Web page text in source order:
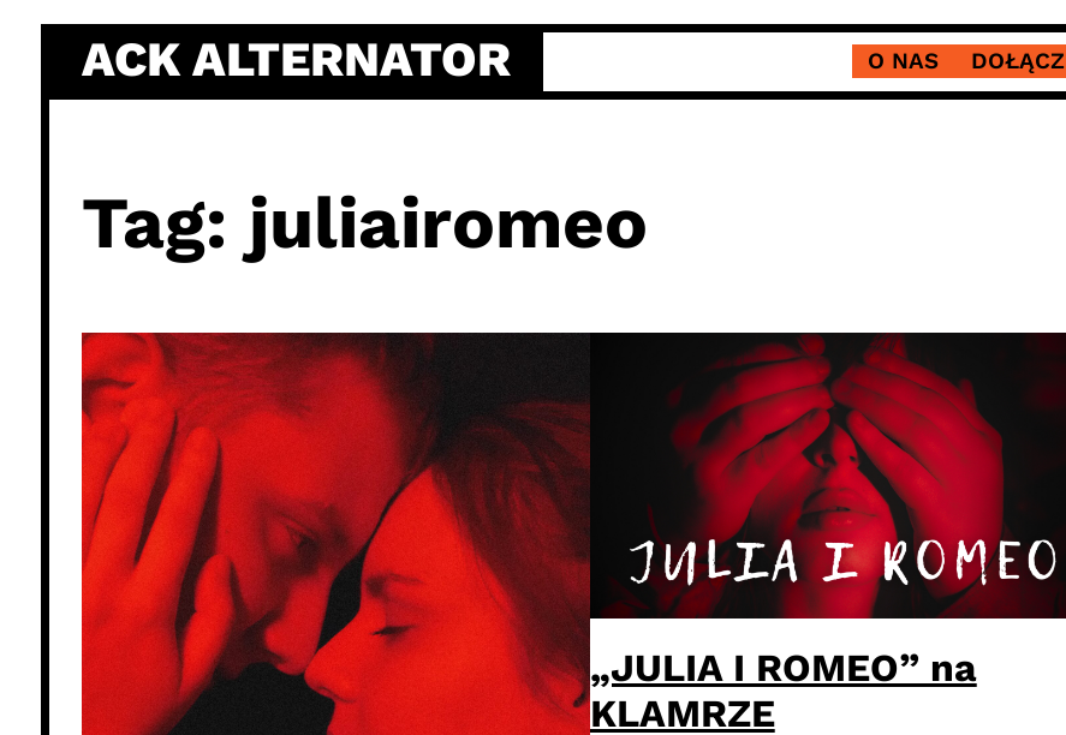
content
ACK ALTERNATOR O NAS DOŁĄCZ
Tag: juliairomeo
„JULIA I ROMEO” na
KLAMRZE